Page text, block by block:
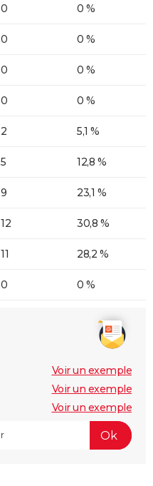
0 0 %
0 0 %
0 0 %
0 0 %
2 5,1 %
5 12,8 %
9 23,1 %
12 30,8 %
11 28,2 %
0 0 %
Voir un exemple
Voir un exemple
Voir un exemple